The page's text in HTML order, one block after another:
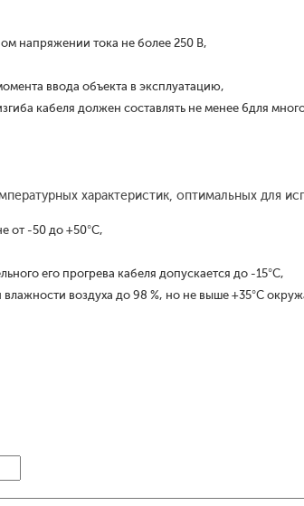
напряжении тока не более 250 В,
ввода объекта в эксплуатацию,
кабеля должен составлять не менее 6для
характеристик, оптимальных для
от -50 до +50°С,
его прогрева кабеля допускается до -15°С,
воздуха до 98 %, но не выше +35°С